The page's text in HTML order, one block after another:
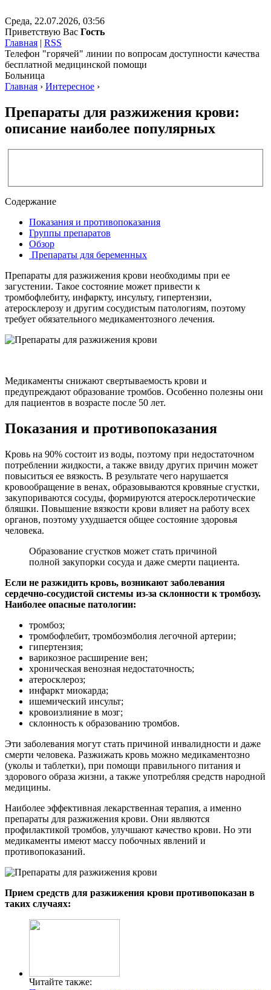
Среда, 22.07.2026, 03:56
Приветствую Вас Гость
Главная | RSS
Телефон "горячей" линии по вопросам доступности качества
бесплатной медицинской помощи
Больница
Главная › Интересное ›
Препараты для разжижения крови:
описание наиболее популярных
Содержание
Показания и противопоказания
Группы препаратов
Обзор
Препараты для беременных
Препараты для разжижения крови необходимы при ее
загустении. Такое состояние может привести к
тромбофлебиту, инфаркту, инсульту, гипертензии,
атеросклерозу и другим сосудистым патологиям, поэтому
требует обязательного медикаментозного лечения.
Медикаменты снижают свертываемость крови и
предупреждают образование тромбов. Особенно полезны они
для пациентов в возрасте после 50 лет.
Показания и противопоказания
Кровь на 90% состоит из воды, поэтому при недостаточном
потреблении жидкости, а также ввиду других причин может
повыситься ее вязкость. В результате чего нарушается
кровообращение в венах, образовываются кровяные сгустки,
закупориваются сосуды, формируются атеросклеротические
бляшки. Повышение вязкости крови влияет на работу всех
органов, поэтому ухудшается общее состояние здоровья
человека.
Образование сгустков может стать причиной
полной закупорки сосуда и даже смерти пациента.
Если не разжидить кровь, возникают заболевания
сердечно-сосудистой системы из-за склонности к тромбозу.
Наиболее опасные патологии:
тромбоз;
тромбофлебит, тромбоэмболия легочной артерии;
гипертензия;
варикозное расширение вен;
хроническая венозная недостаточность;
атеросклероз;
инфаркт миокарда;
ишемический инсульт;
кровоизлияние в мозг;
склонность к образованию тромбов.
Эти заболевания могут стать причиной инвалидности и даже
смерти человека. Разжижать кровь можно медикаментозно
(уколы и таблетки), при помощи правильного питания и
здорового образа жизни, а также употребляя средств народной
медицины.
Наиболее эффективная лекарственная терапия, а именно
препараты для разжижения крови. Они являются
профилактикой тромбов, улучшают качество крови. Но эти
медикаменты имеют массу побочных явлений и
противопоказаний.
Прием средств для разжижения крови противопоказан в
таких случаях:
Читайте также: